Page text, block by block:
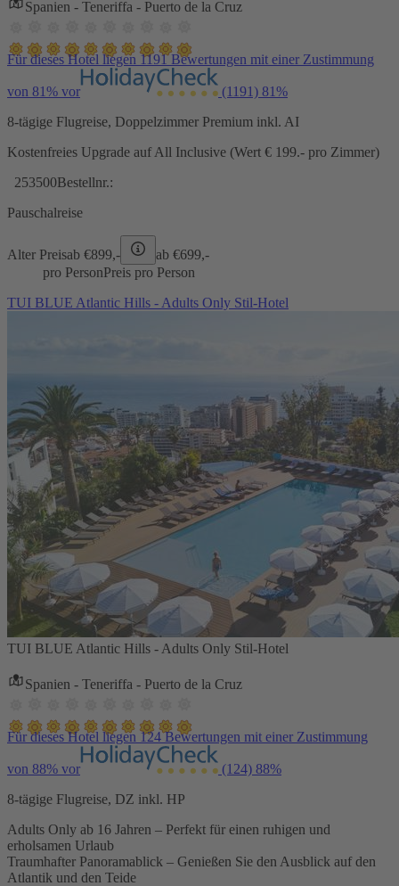
Spanien - Teneriffa - Puerto de la Cruz
Für dieses Hotel liegen 1191 Bewertungen mit einer Zustimmung
von 81% vor (1191) 81%
8-tägige Flugreise, Doppelzimmer Premium inkl. AI
Kostenfreies Upgrade auf All Inclusive (Wert € 199.- pro Zimmer)
253500Bestellnr.:
Pauschalreise
Alter Preisab €899,- ab €699,-
pro PersonPreis pro Person
TUI BLUE Atlantic Hills - Adults Only Stil-Hotel
TUI BLUE Atlantic Hills - Adults Only Stil-Hotel
Spanien - Teneriffa - Puerto de la Cruz
Für dieses Hotel liegen 124 Bewertungen mit einer Zustimmung
von 88% vor (124) 88%
8-tägige Flugreise, DZ inkl. HP
Adults Only ab 16 Jahren – Perfekt für einen ruhigen und
erholsamen Urlaub
Traumhafter Panoramablick – Genießen Sie den Ausblick auf den
Atlantik und den Teide